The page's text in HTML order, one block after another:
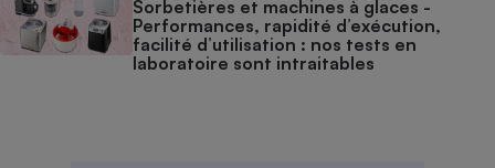
Sorbetières et machines à glaces​​​​​​ -
Performances, rapidité d’exécution,
facilité d’utilisation : nos tests en
laboratoire sont intraitables